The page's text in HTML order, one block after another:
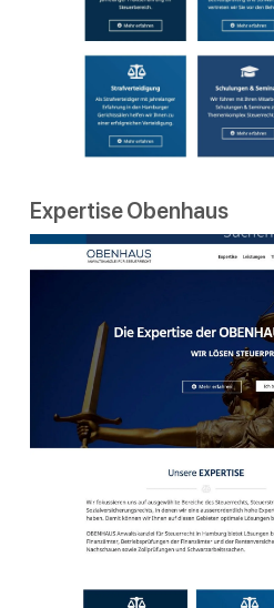
Expertise Obenhaus